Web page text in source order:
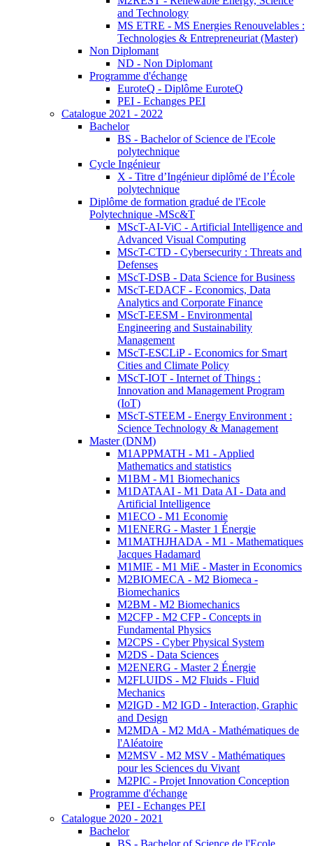
and Technology
MS ETRE - MS Energies Renouvelables :
Technologies & Entrepreneuriat (Master)
Non Diplomant
ND - Non Diplomant
Programme d'échange
EuroteQ - Diplôme EuroteQ
PEI - Echanges PEI
Catalogue 2021 - 2022
Bachelor
BS - Bachelor of Science de l'Ecole
polytechnique
Cycle Ingénieur
X - Titre d’Ingénieur diplômé de l’École
polytechnique
Diplôme de formation gradué de l'Ecole
Polytechnique -MSc&T
MScT-AI-ViC - Artificial Intelligence and
Advanced Visual Computing
MScT-CTD - Cybersecurity : Threats and
Defenses
MScT-DSB - Data Science for Business
MScT-EDACF - Economics, Data
Analytics and Corporate Finance
MScT-EESM - Environmental
Engineering and Sustainability
Management
MScT-ESCLiP - Economics for Smart
Cities and Climate Policy
MScT-IOT - Internet of Things :
Innovation and Management Program
(IoT)
MScT-STEEM - Energy Environment :
Science Technology & Management
Master (DNM)
M1APPMATH - M1 - Applied
Mathematics and statistics
M1BM - M1 Biomechanics
M1DATAAI - M1 Data AI - Data and
Artificial Intelligence
M1ECO - M1 Economie
M1ENERG - Master 1 Énergie
M1MATHJHADA - M1 - Mathematiques
Jacques Hadamard
M1MIE - M1 MiE - Master in Economics
M2BIOMECA - M2 Biomeca -
Biomechanics
M2BM - M2 Biomechanics
M2CFP - M2 CFP - Concepts in
Fundamental Physics
M2CPS - Cyber Physical System
M2DS - Data Sciences
M2ENERG - Master 2 Énergie
M2FLUIDS - M2 Fluids - Fluid
Mechanics
M2IGD - M2 IGD - Interaction, Graphic
and Design
M2MDA - M2 MdA - Mathématiques de
l'Aléatoire
M2MSV - M2 MSV - Mathématiques
pour les Sciences du Vivant
M2PIC - Projet Innovation Conception
Programme d'échange
PEI - Echanges PEI
Catalogue 2020 - 2021
Bachelor
BS - Bachelor of Science de l'Ecole